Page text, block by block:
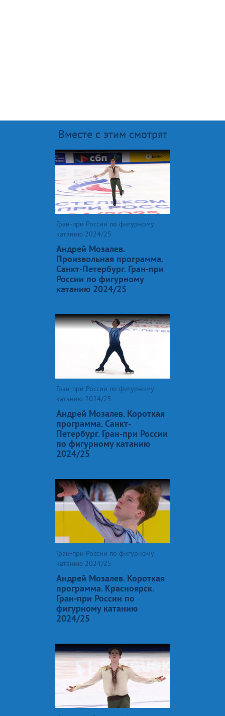
Вместе с этим смотрят
Гран-при России по фигурному
катанию 2024/25
Андрей Мозалев.
Произвольная программа.
Санкт-Петербург. Гран-при
России по фигурному
катанию 2024/25
Гран-при России по фигурному
катанию 2024/25
Андрей Мозалев. Короткая
программа. Санкт-
Петербург. Гран-при России
по фигурному катанию
2024/25
Гран-при России по фигурному
катанию 2024/25
Андрей Мозалев. Короткая
программа. Красноярск.
Гран-при России по
фигурному катанию
2024/25